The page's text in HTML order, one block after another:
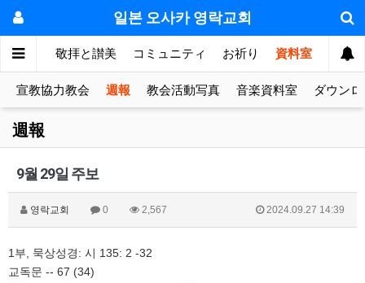
일본 오사카 영락교회
의 방 敬拝と讃美 コミュニティ お祈り 資料室
宣教協力教会 週報 教会活動写真 音楽資料室 ダウン
週報
9월 29일 주보
영락교회 0 2,567 2024.09.27 14:39
1 부 묵상성경 : 시 135: 2 -32
교독문 -- 67 (34)